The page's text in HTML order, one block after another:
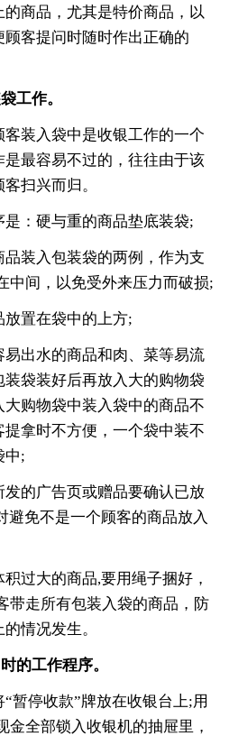
商品，尤其是特价商品，以
客提问时随时作出正确的
工作。
装入袋中是收银工作的一个
最容易不过的，往往由于该
扫兴而归。
：硬与重的商品垫底装袋;
装入包装袋的两例，作为支
中间，以免受外来压力而破损;
置在袋中的上方;
出水的商品和肉、菜等易流
袋装好后再放入大的购物袋
购物袋中装入袋中的商品不
拿时不方便，一个袋中装不
中;
的广告页或赠品要确认已放
避免不是一个顾客的商品放入
大的商品,要用绳子捆好，
带走所有包装入袋的商品，防
情况发生。
的工作程序。
停收款”牌放在收银台上;用
金全部锁入收银机的抽屉里，